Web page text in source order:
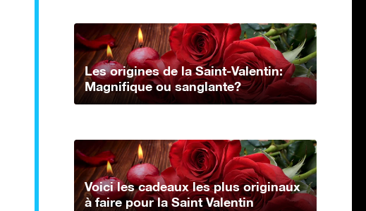
Les origines de la Saint-Valentin:
Magnifique ou sanglante?
Voici les cadeaux les plus originaux
à faire pour la Saint Valentin